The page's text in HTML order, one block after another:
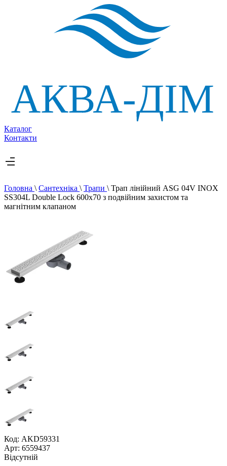
Каталог
Контакти
Головна \ Сантехніка \ Трапи \ Трап лінійний ASG 04V INOX
SS304L Double Lock 600х70 з подвійним захистом та
магнітним клапаном
Код: AKD59331
Арт: 6559437
Відсутній